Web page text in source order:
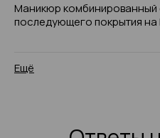
Маникюр комбинированный
последующего покрытия
Ещё